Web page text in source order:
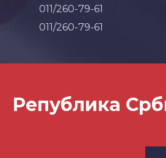
011/260-79-61
011/260-79-61
Република